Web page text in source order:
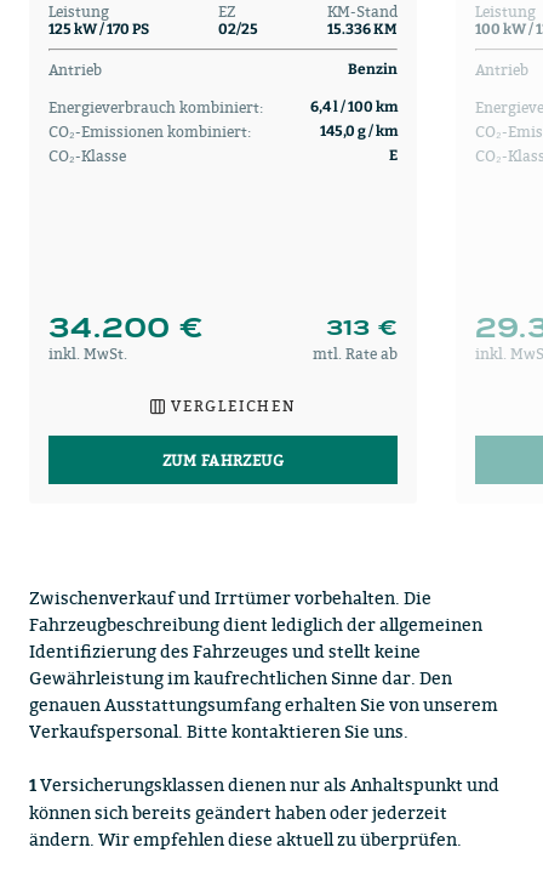
Leistung
125 kW / 170 PS
EZ
02/25
KM-Stand
15.336 KM
Antrieb Benzin
Energieverbrauch kombiniert: 6,4 l / 100 km
CO₂-Emissionen kombiniert: 145,0 g / km
CO₂-Klasse E
34.200 € 313 €
inkl. MwSt. mtl. Rate ab
VERGLEICHEN
ZUM FAHRZEUG
Leistung
100 kW /
Antrieb
CO₂-
CO₂-
inkl.
Zwischenverkauf und Irrtümer vorbehalten. Die
Fahrzeugbeschreibung dient lediglich der allgemeinen
Identifizierung des Fahrzeuges und stellt keine
Gewährleistung im kaufrechtlichen Sinne dar. Den
genauen Ausstattungsumfang erhalten Sie von unserem
Verkaufspersonal. Bitte kontaktieren Sie uns.
1Versicherungsklassen dienen nur als Anhaltspunkt und
können sich bereits geändert haben oder jederzeit
ändern. Wir empfehlen diese aktuell zu überprüfen.